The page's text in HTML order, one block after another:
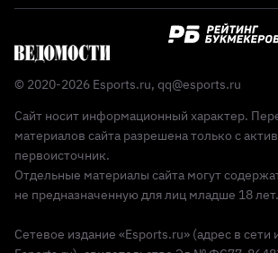
© 2020-2026 Esports.ru, qq@esports.ru
Сайт носит информационный характер.
материалов сайта разрешена только с
первоисточник.
Отдельные материалы сайта могут
не предназначенную для лиц младше 18 лет.
Сетевое издание «Esports.ru» (адрес в сети